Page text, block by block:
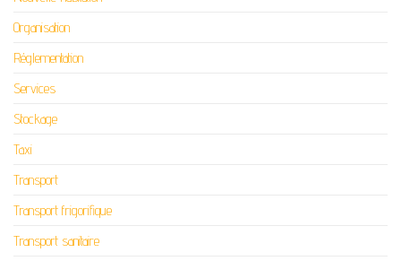
Organisation
Réglementation
Services
Stockage
Taxi
Transport
Transport frigorifique
Transport sanitaire